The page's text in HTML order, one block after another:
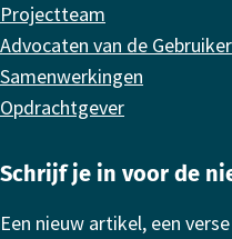
Projectteam
Advocaten van de Gebruiker
Samenwerkingen
Opdrachtgever
Schrijf je in voor de
Een nieuw artikel, een